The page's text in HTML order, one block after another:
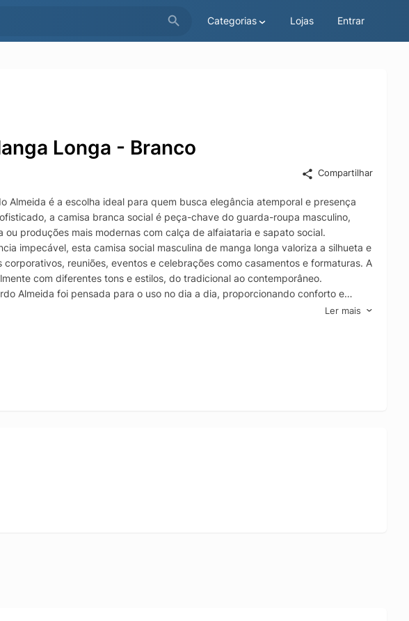
Categorias Lojas Entrar
Longa - Branco
Compartilhar
Almeida é a escolha ideal para quem busca elegância atemporal e presença
a camisa branca social é peça-chave do guarda-roupa masculino,
produções mais modernas com calça de alfaiataria e sapato social.
impecável, esta camisa social masculina de manga longa valoriza a silhueta e
reuniões, eventos e celebrações como casamentos e formaturas. A
com diferentes tons e estilos, do tradicional ao contemporâneo.
Almeida foi pensada para o uso no dia a dia, proporcionando conforto e
Um item essencial para quem procura uma camisa social branca
uma peça única.
Ler mais